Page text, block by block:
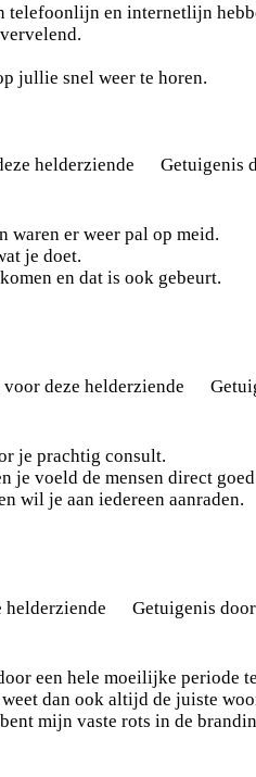
telefoonlijn en internetlijn
jullie snel weer te horen.
Getuigenis
er weer pal op meid.
je doet.
en dat is ook gebeurt.
je prachtig consult.
je voeld de mensen direct
wil je aan iedereen aanraden.
Getuigenis
een hele moeilijke periode
dan ook altijd de juiste
mijn vaste rots in de